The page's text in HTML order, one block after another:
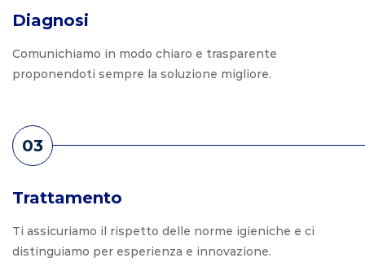
Diagnosi
Comunichiamo in modo chiaro e trasparente
proponendoti sempre la soluzione migliore.
03
Trattamento
Ti assicuriamo il rispetto delle norme igieniche e ci
distinguiamo per esperienza e innovazione.